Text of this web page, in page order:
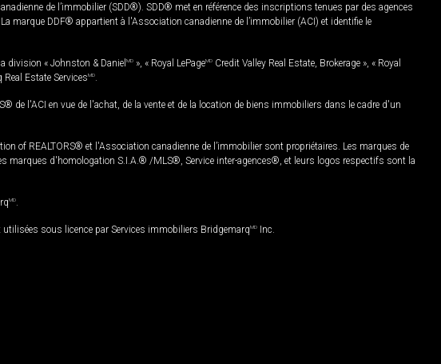
de l’immobilier (SDD®). SDD® met en référence des inscriptions tenues par des agences
marque DDF® appartient à l'Association canadienne de l’immobilier (ACI) et identifie le
division « Johnston & Daniel MD », « Royal LePageMD Credit Valley Real Estate, Brokerage », « Royal
Estate ServicesMD
l'ACI en vue de l'achat, de la vente et de la location de biens immobiliers dans le cadre d'un
of REALTORS® et l'Association canadienne de l’immobilier sont propriétaires. Les marques de
marques d'homologation S.I.A.® /MLS®, Service inter-agences®, et leurs logos respectifs sont la
MD
sous licence par Services immobiliers BridgemarqMD Inc.